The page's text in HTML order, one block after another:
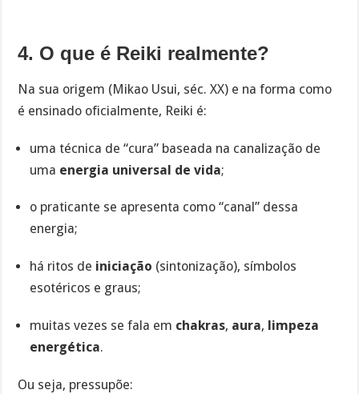
4. O que é Reiki realmente?
Na sua origem (Mikao Usui, séc. XX) e na forma como
é ensinado oficialmente, Reiki é:
uma técnica de “cura” baseada na canalização de
uma energia universal de vida;
o praticante se apresenta como “canal” dessa
energia;
há ritos de iniciação (sintonização), símbolos
esotéricos e graus;
muitas vezes se fala em chakras, aura, limpeza
energética.
Ou seja, pressupõe: